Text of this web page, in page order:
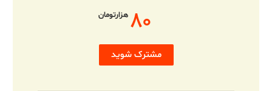
۸۰ هزارتومان
مشترک شوید